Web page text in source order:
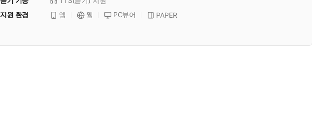
지원 환경
앱 웹 PC뷰어 PAPER